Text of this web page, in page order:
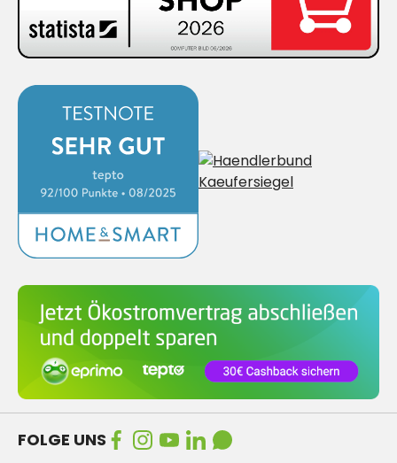
FOLGE UNS